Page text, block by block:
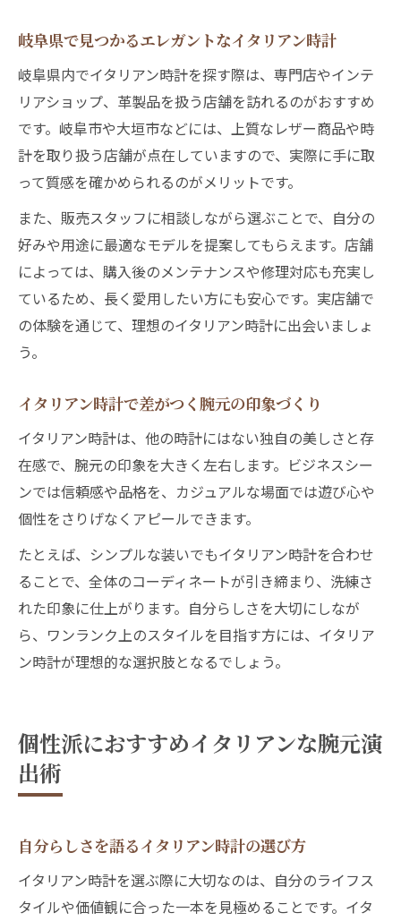
岐阜県で見つかるエレガントなイタリアン時計
岐阜県内でイタリアン時計を探す際は、専門店やインテ
リアショップ、革製品を扱う店舗を訪れるのがおすすめ
です。岐阜市や大垣市などには、上質なレザー商品や時
計を取り扱う店舗が点在していますので、実際に手に取
って質感を確かめられるのがメリットです。
また、販売スタッフに相談しながら選ぶことで、自分の
好みや用途に最適なモデルを提案してもらえます。店舗
によっては、購入後のメンテナンスや修理対応も充実し
ているため、長く愛用したい方にも安心です。実店舗で
の体験を通じて、理想のイタリアン時計に出会いましょ
う。
イタリアン時計で差がつく腕元の印象づくり
イタリアン時計は、他の時計にはない独自の美しさと存
在感で、腕元の印象を大きく左右します。ビジネスシー
ンでは信頼感や品格を、カジュアルな場面では遊び心や
個性をさりげなくアピールできます。
たとえば、シンプルな装いでもイタリアン時計を合わせ
ることで、全体のコーディネートが引き締まり、洗練さ
れた印象に仕上がります。自分らしさを大切にしなが
ら、ワンランク上のスタイルを目指す方には、イタリア
ン時計が理想的な選択肢となるでしょう。
個性派におすすめイタリアンな腕元演
出術
自分らしさを語るイタリアン時計の選び方
イタリアン時計を選ぶ際に大切なのは、自分のライフス
タイルや価値観に合った一本を見極めることです。イタ